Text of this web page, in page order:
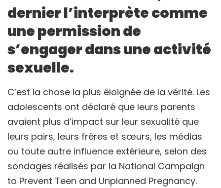
dernier l’interprète comme
une permission de
s’engager dans une activité
sexuelle.
C’est la chose la plus éloignée de la vérité. Les
adolescents ont déclaré que leurs parents
avaient plus d’impact sur leur sexualité que
leurs pairs, leurs frères et sœurs, les médias
ou toute autre influence extérieure, selon des
sondages réalisés par la National Campaign
to Prevent Teen and Unplanned Pregnancy.